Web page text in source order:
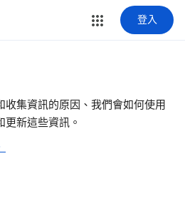
登入
收集資訊的原因、我們會如何使用
新這些資訊。